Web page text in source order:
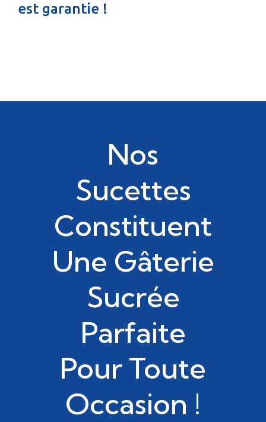
est garantie !
Nos
Sucettes
Constituent
Une Gâterie
Sucrée
Parfaite
Pour Toute
Occasion !